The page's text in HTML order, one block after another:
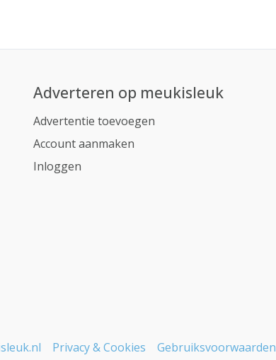
Adverteren op meukisleuk
Advertentie toevoegen
Account aanmaken
Inloggen
Privacy & Cookies Gebruiksvoorwaarden